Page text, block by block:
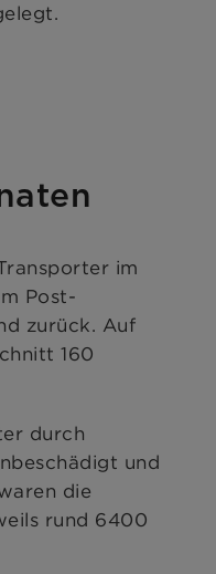
im
Post-
zurück. Auf
160
durch
und
die
rund 6400